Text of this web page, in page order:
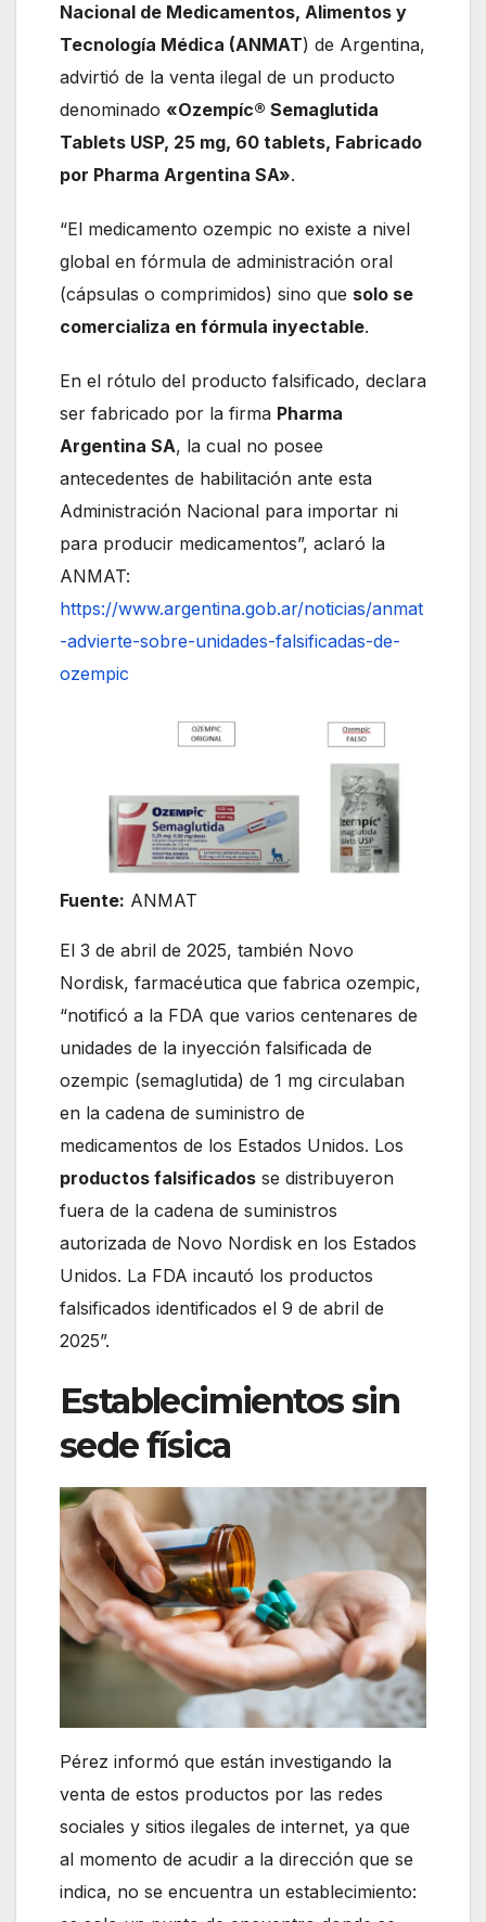
Nacional de Medicamentos, Alimentos y
Tecnología Médica (ANMAT) de Argentina,
advirtió de la venta ilegal de un producto
denominado «Ozempíc® Semaglutida
Tablets USP, 25 mg, 60 tablets, Fabricado
por Pharma Argentina SA».
“El medicamento ozempic no existe a nivel
global en fórmula de administración oral
(cápsulas o comprimidos) sino que solo se
comercializa en fórmula inyectable.
En el rótulo del producto falsificado, declara
ser fabricado por la firma Pharma
Argentina SA, la cual no posee
antecedentes de habilitación ante esta
Administración Nacional para importar ni
para producir medicamentos”, aclaró la
ANMAT:
https://www.argentina.gob.ar/noticias/anmat
-advierte-sobre-unidades-falsificadas-de-
ozempic
Fuente: ANMAT
El 3 de abril de 2025, también Novo
Nordisk, farmacéutica que fabrica ozempic,
“notificó a la FDA que varios centenares de
unidades de la inyección falsificada de
ozempic (semaglutida) de 1 mg circulaban
en la cadena de suministro de
medicamentos de los Estados Unidos. Los
productos falsificados se distribuyeron
fuera de la cadena de suministros
autorizada de Novo Nordisk en los Estados
Unidos. La FDA incautó los productos
falsificados identificados el 9 de abril de
2025”.
Establecimientos sin
sede física
Pérez informó que están investigando la
venta de estos productos por las redes
sociales y sitios ilegales de internet, ya que
al momento de acudir a la dirección que se
indica, no se encuentra un establecimiento: